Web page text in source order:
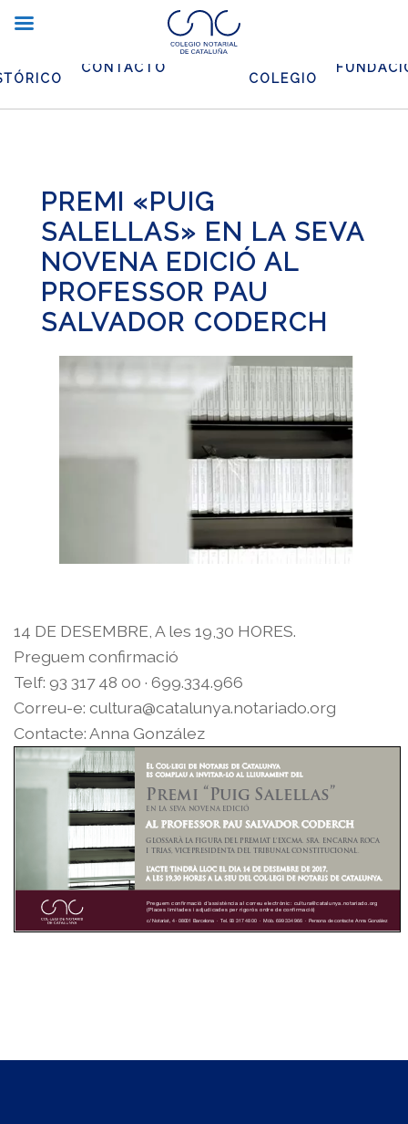
CONTACTO
COLEGIO
PREMI «PUIG
SALELLAS» EN LA SEVA
NOVENA EDICIÓ AL
PROFESSOR PAU
SALVADOR CODERCH
14 DE DESEMBRE, A les 19,30 HORES.
Preguem confirmació
Telf: 93 317 48 00 · 699.334.966
Correu-e: cultura@catalunya.notariado.org
Contacte: Anna González